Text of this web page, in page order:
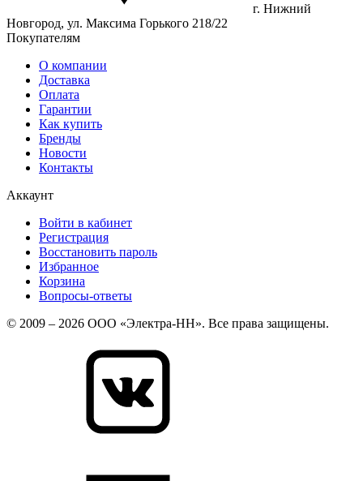
г. Нижний
Новгород, ул. Максима Горького 218/22
Покупателям
О компании
Доставка
Оплата
Гарантии
Как купить
Бренды
Новости
Контакты
Аккаунт
Войти в кабинет
Регистрация
Восстановить пароль
Избранное
Корзина
Вопросы-ответы
© 2009 – 2026 ООО «Электра-НН». Все права защищены.